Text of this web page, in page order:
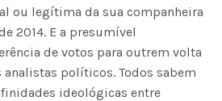
ou legítima da sua companheira
2014. E a presumível
de votos para outrem volta
analistas políticos. Todos sabem
ideológicas entre